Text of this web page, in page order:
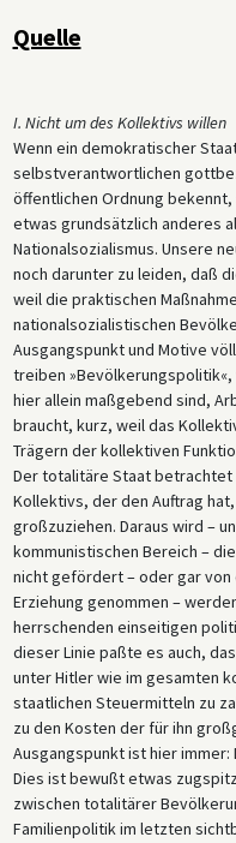
Quelle
I. Nicht um des Kollektivs willen
Wenn ein demokratischer
selbstverantwortlichen
öffentlichen Ordnung
etwas grundsätzlich anderes
Nationalsozialismus. Unsere
noch darunter zu leiden, daß
weil die praktischen
nationalsozialistischen
Ausgangspunkt und Motive
treiben
hier allein maßgebend sind,
braucht, kurz, weil das
Trägern der kollektiven
Der totalitäre Staat betrachtet
Kollektivs, der den Auftrag
großzuziehen. Daraus wird –
kommunistischen Bereich –
nicht gefördert – oder gar
Erziehung genommen –
herrschenden einseitigen
dieser Linie paßte es auch,
unter Hitler wie im gesamten
staatlichen Steuermitteln zu
zu den Kosten der für ihn
Ausgangspunkt ist hier
Dies ist bewußt etwas
zwischen totalitärer
Familienpolitik im letzten